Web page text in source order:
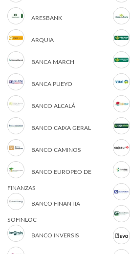
ARESBANK
ARQUIA
BANCA MARCH
BANCA PUEYO
BANCO ALCALÁ
BANCO CAIXA GERAL
BANCO CAMINOS
BANCO EUROPEO DE
FINANZAS
BANCO FINANTIA
SOFINLOC
BANCO INVERSIS